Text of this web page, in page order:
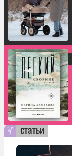
статьи